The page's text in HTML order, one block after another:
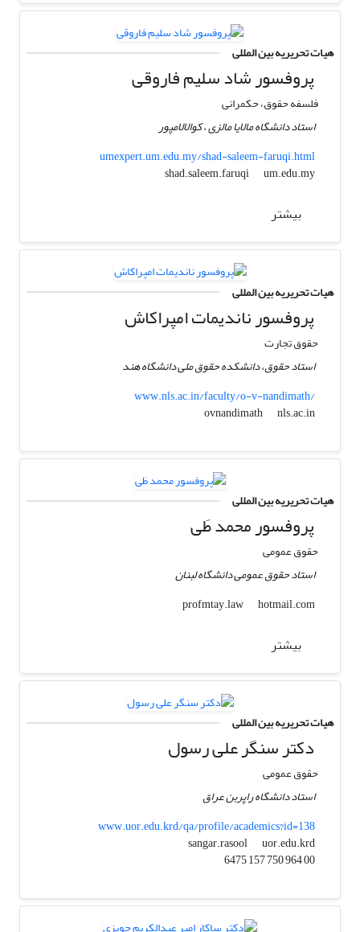
هیات تحریریه بین المللی
پروفسور شاد سلیم فاروقی
فلسفه حقوق، حکمرانی
استاد دانشگاه مالایا مالزی ، کوالالامپور
umexpert.um.edu.my/shad-saleem-faruqi.html
shad.saleem.faruqi
um.edu.my
بیشتر
هیات تحریریه بین المللی
پروفسور ناندیمات امپراکاش
حقوق تجارت
استاد حقوق، دانشکده حقوق ملی دانشگاه هند
www.nls.ac.in/faculty/o-v-nandimath/
ovnandimath
nls.ac.in
هیات تحریریه بین المللی
پروفسور محمد طَی
حقوق عمومی
استاد حقوق عمومی دانشگاه لبنان
profmtay.law
hotmail.com
بیشتر
هیات تحریریه بین المللی
دکتر سنگر علی رسول
حقوق عمومی
استاد دانشگاه راپربن عراق
www.uor.edu.krd/qa/profile/academics?id=138
sangar.rasool
uor.edu.krd
00 964 750 157 6475